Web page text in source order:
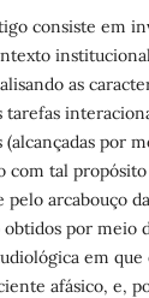
consiste em
as
por
com tal
arcabouço
por meio
em que
afásico, e,